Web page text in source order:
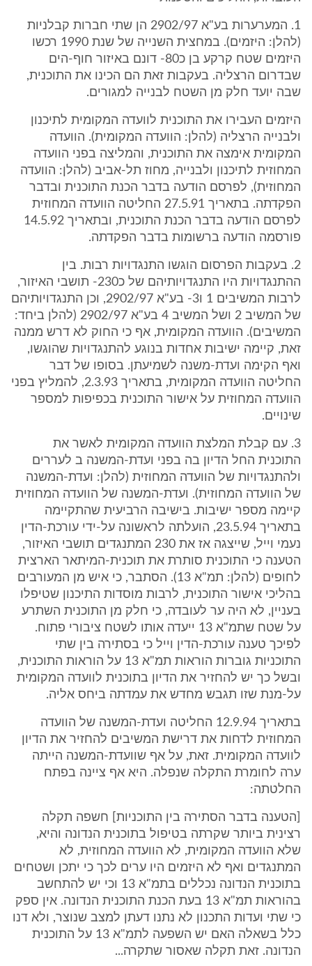
1. המערערות בע"א 2902/97 הן שתי חברות קבלניות
(להלן: היזמים). במחצית השנייה של שנת 1990 רכשו
היזמים שטח קרקע בן כ80- דונם באיזור חוף-הים
שבדרום הרצליה. בעקבות זאת הם הכינו את התוכנית,
שבה יועד חלק מן השטח לבנייה למגורים.
היזמים העבירו את התוכנית לוועדה המקומית לתיכנון
ולבנייה הרצליה (להלן: הוועדה המקומית). הוועדה
המקומית אימצה את התוכנית, והמליצה בפני הוועדה
המחוזית לתיכנון ולבנייה, מחוז תל-אביב (להלן: הוועדה
המחוזית), לפרסם הודעה בדבר הכנת התוכנית ובדבר
הפקדתה. בתאריך 27.5.91 החליטה הוועדה המחוזית
לפרסם הודעה בדבר הכנת התוכנית, ובתאריך 14.5.92
פורסמה הודעה ברשומות בדבר הפקדתה.
2. בעקבות הפרסום הוגשו התנגדויות רבות. בין
ההתנגדויות היו התנגדויותיהם של כ230- תושבי האיזור,
לרבות המשיבים 1 ו3- בע"א 2902/97, וכן התנגדויותיהם
של המשיב 2 ושל המשיב 4 בע"א 2902/97 (להלן ביחד:
המשיבים). הוועדה המקומית, אף כי החוק לא דרש ממנה
זאת, קיימה ישיבות אחדות בנוגע להתנגדויות שהוגשו,
ואף הקימה ועדת-משנה לשמיעתן. בסופו של דבר
החליטה הוועדה המקומית, בתאריך 2.3.93, להמליץ בפני
הוועדה המחוזית על אישור התוכנית בכפיפות למספר
שינויים.
3. עם קבלת המלצת הוועדה המקומית לאשר את
התוכנית החל הדיון בה בפני ועדת-המשנה ב לעררים
ולהתנגדויות של הוועדה המחוזית (להלן: ועדת-המשנה
של הוועדה המחוזית). ועדת-המשנה של הוועדה המחוזית
קיימה מספר ישיבות. בישיבה הרביעית שהתקיימה
בתאריך 23.5.94, הועלתה לראשונה על-ידי עורכת-הדין
נעמי וייל, שייצגה אז את 230 המתנגדים תושבי האיזור,
הטענה כי התוכנית סותרת את תוכנית-המיתאר הארצית
לחופים (להלן: תמ"א 13). הסתבר, כי איש מן המעורבים
בהליכי אישור התוכנית, לרבות מוסדות התיכנון שטיפלו
בעניין, לא היה ער לעובדה, כי חלק מן התוכנית השתרע
על שטח שתמ"א 13 ייעדה אותו לשטח ציבורי פתוח.
לפיכך טענה עורכת-הדין וייל כי בסתירה בין שתי
התוכניות גוברות הוראות תמ"א 13 על הוראות התוכנית,
ובשל כך יש להחזיר את הדיון בתוכנית לוועדה המקומית
על-מנת שזו תגבש מחדש את עמדתה ביחס אליה.
בתאריך 12.9.94 החליטה ועדת-המשנה של הוועדה
המחוזית לדחות את דרישת המשיבים להחזיר את הדיון
לוועדה המקומית. זאת, על אף שוועדת-המשנה הייתה
ערה לחומרת התקלה שנפלה. היא אף ציינה בפתח
החלטתה:
[הטענה בדבר הסתירה בין התוכניות] חשפה תקלה
רצינית ביותר שקרתה בטיפול בתוכנית הנדונה והיא,
שלא הוועדה המקומית, לא הוועדה המחוזית, לא
המתנגדים ואף לא היזמים היו ערים לכך כי יתכן ושטחים
בתוכנית הנדונה נכללים בתמ"א 13 וכי יש להתחשב
בהוראות תמ"א 13 בעת הכנת התוכנית הנדונה. אין ספק
כי שתי ועדות התכנון לא נתנו דעתן למצב שנוצר, ולא דנו
כלל בשאלה האם יש השפעה לתמ"א 13 על התוכנית
הנדונה. זאת תקלה שאסור שתקרה...